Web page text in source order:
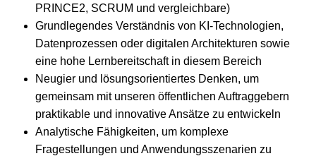
PRINCE2, SCRUM und vergleichbare)
Grundlegendes Verständnis von KI-Technologien,
Datenprozessen oder digitalen Architekturen sowie
eine hohe Lernbereitschaft in diesem Bereich
Neugier und lösungsorientiertes Denken, um
gemeinsam mit unseren öffentlichen Auftraggebern
praktikable und innovative Ansätze zu entwickeln
Analytische Fähigkeiten, um komplexe
Fragestellungen und Anwendungsszenarien zu